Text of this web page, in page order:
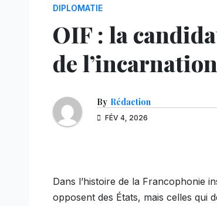
DIPLOMATIE
OIF : la
de l’incarnation
By Rédaction
FÉV 4, 2026
Dans l’histoire de la Francophonie
opposent des États, mais celles qui